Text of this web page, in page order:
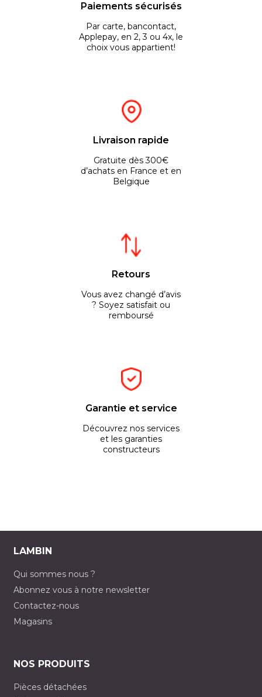
Paiements sécurisés
Par carte, bancontact,
Applepay, en 2, 3 ou 4x, le
choix vous appartient!
Livraison rapide
Gratuite dès 300€
d’achats en France et en
Belgique
Retours
Vous avez changé d’avis
? Soyez satisfait ou
remboursé
Garantie et service
Découvrez nos services
et les garanties
constructeurs
LAMBIN
Qui sommes nous ?
Abonnez vous à notre newsletter
Contactez-nous
Magasins
NOS PRODUITS
Pièces détachées